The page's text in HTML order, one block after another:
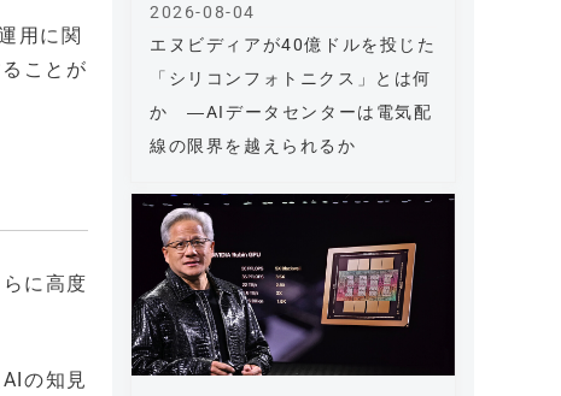
用に関
ことが
に高度
の知見
エヌビディアが40億ドルを投じた
「シリコンフォトニクス」とは何
か ―AIデータセンターは電気配
線の限界を越えられるか
2026-08-04